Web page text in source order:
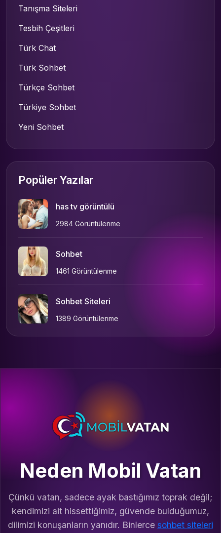
Tanışma Siteleri
Tesbih Çeşitleri
Türk Chat
Türk Sohbet
Türkçe Sohbet
Türkiye Sohbet
Yeni Sohbet
Popüler Yazılar
has tv görüntülü
2984 Görüntülenme
Sohbet
1461 Görüntülenme
Sohbet Siteleri
1389 Görüntülenme
Neden Mobil Vatan
Çünkü vatan, sadece ayak bastığımız toprak değil;
kendimizi ait hissettiğimiz, güvende bulduğumuz,
dilimizi konuşanların yanıdır. Binlerce sohbet siteleri